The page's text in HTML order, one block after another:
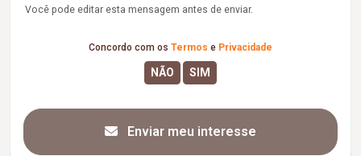
Você pode editar esta mensagem antes de enviar.
Concordo com os Termos e Privacidade
Enviar meu interesse